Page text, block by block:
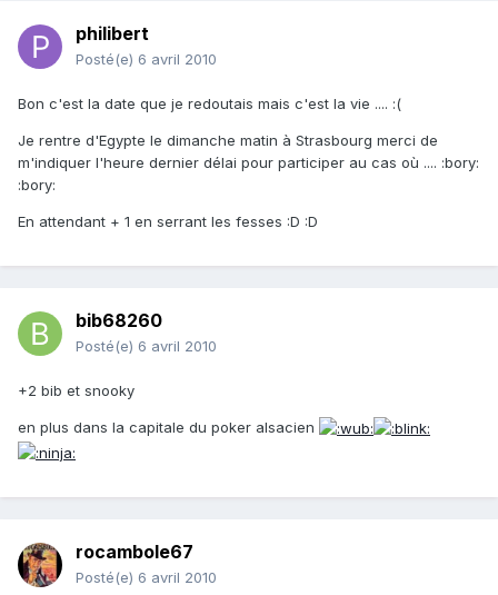
philibert
Posté(e) 6 avril 2010
Bon c'est la date que je redoutais mais c'est la vie .... :(
Je rentre d'Egypte le dimanche matin à Strasbourg merci de
m'indiquer l'heure dernier délai pour participer au cas où .... :bory:
:bory:
En attendant + 1 en serrant les fesses :D :D
bib68260
Posté(e) 6 avril 2010
+2 bib et snooky
en plus dans la capitale du poker alsacien
rocambole67
Posté(e) 6 avril 2010